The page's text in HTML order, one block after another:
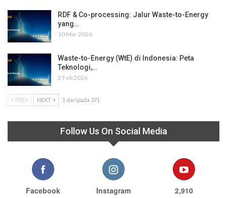
RDF & Co-processing: Jalur Waste-to-Energy
yang…
10 Mar 2026
Waste-to-Energy (WtE) di Indonesia: Peta
Teknologi,…
2 Feb 2026
PREV NEXT 1 daripada 371
Follow Us On Social Media
Facebook Instagram 2,910